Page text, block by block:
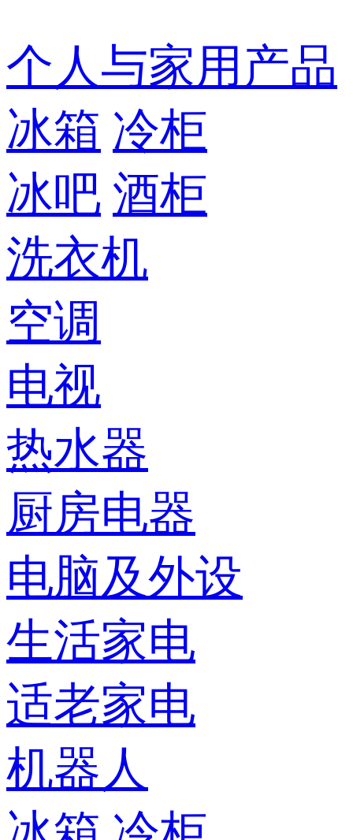
个人与家用产品
冰箱 冷柜
冰吧 酒柜
洗衣机
空调
电视
热水器
厨房电器
电脑及外设
生活家电
适老家电
机器人